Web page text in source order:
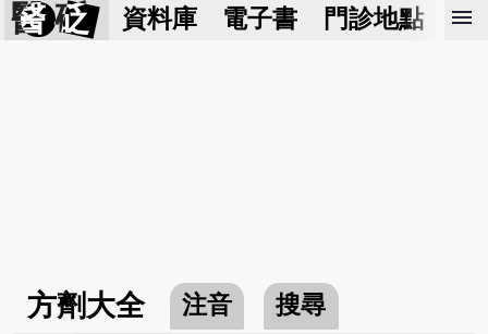
醫 砭 資料庫 電子書 門診地點 預
menu
方劑大全 注音 搜尋